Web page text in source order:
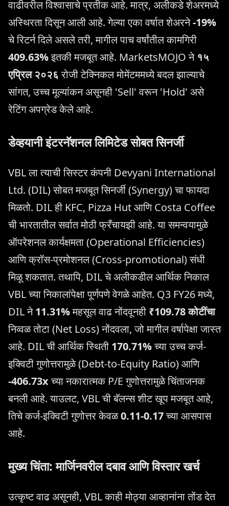
वाढीवरील विश्वासाचे प्रतीक आहे. मात्र, अलीकडे शेअरमध्ये
अस्थिरता दिसून आली आहे. गेल्या एका वर्षात शेअरने-19%
चे रिटर्न दिले असले तरी, मागील पाच वर्षांतील कामगिरी
409.63%इतकी मजबूत आहे. MarketsMOJO ने १५
एप्रिल २०२६रोजी टेक्निकल मोमेंटममध्ये बदल झाल्याचे
सांगत, उच्च मूल्यांकन असूनही 'Sell' वरून 'Hold' असे
रेटिंग अपग्रेड केले आहे.
डेव्हयानी इंटरनॅशनल लिमिटेड सोबत सिनर्जी
VBL ला त्याची सिस्टर कंपनी Devyani International
Ltd. (DIL) सोबत मजबूत सिनर्जी (Synergy) चा फायदा
मिळतो. DIL ही KFC, Pizza Hut आणि Costa Coffee
ची भारतातील सर्वात मोठी फ्रँचायझी आहे. या समन्वयामुळे
ऑपरेशनल कार्यक्षमता (Operational Efficiencies)
आणि क्रॉस-प्रमोशनल (Cross-promotional) संधी
मिळू शकतात. तथापि, DIL चे अलीकडील आर्थिक निकाल
VBL च्या निकालांपेक्षा पूर्णपणे वेगळे आहेत. Q3 FY26 मध्ये,
DIL ने11.31%महसूल वाढ नोंदवूनही ₹109.78 कोटींचा
निव्वळ तोटा (Net Loss) नोंदवला, जो मागील वर्षापेक्षा जास्त
आहे. DIL ची आर्थिक स्थिती 170.71%च्या उच्च कर्ज-
इक्विटी गुणोत्तरामुळे (Debt-to-Equity Ratio) आणि
-406.73xच्या नकारात्मक P/E गुणोत्तरामुळे चिंताजनक
बनली आहे. याउलट, VBL ची बॅलन्स शीट खूप मजबूत आहे,
तिचे कर्ज-इक्विटी गुणोत्तर केवळ0.11-0.17च्या आसपास
आहे.
मुख्य चिंता: मार्जिनवरील दबाव आणि विस्तार खर्च
उत्कृष्ट वाढ असूनही, VBL काही मोठ्या आव्हानांना तोंड देत